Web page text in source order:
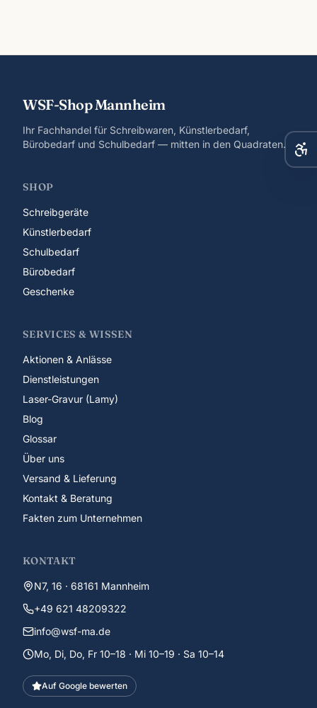
WSF-Shop Mannheim
Ihr Fachhandel für Schreibwaren, Künstlerbedarf,
Bürobedarf und Schulbedarf — mitten in den Quadraten.
SHOP
Schreibgeräte
Künstlerbedarf
Schulbedarf
Bürobedarf
Geschenke
SERVICES & WISSEN
Aktionen & Anlässe
Dienstleistungen
Laser-Gravur (Lamy)
Blog
Glossar
Über uns
Versand & Lieferung
Kontakt & Beratung
Fakten zum Unternehmen
KONTAKT
N7, 16 · 68161 Mannheim
+49 621 48209322
info@wsf-ma.de
Mo, Di, Do, Fr 10–18 · Mi 10–19 · Sa 10–14
Auf Google bewerten